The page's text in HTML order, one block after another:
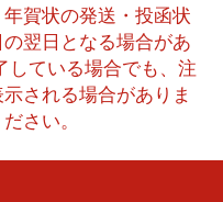
賀状の発送・投函状
翌日となる場合があ
している場合でも、注
される場合がありま
さい。